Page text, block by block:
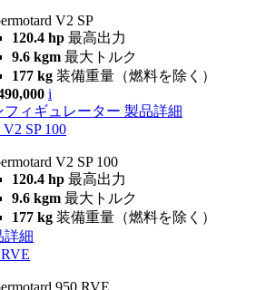
V2 SP
120.4 hp 最高出力
9.6 kgm 最大トルク
177 kg 装備重量（燃料を除く）
i
フィギュレーター 製品詳細
V2 SP 100
V2 SP 100
120.4 hp 最高出力
9.6 kgm 最大トルク
177 kg 装備重量（燃料を除く）
詳細
950 RVE